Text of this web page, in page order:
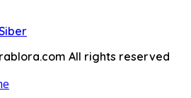
All rights reserved